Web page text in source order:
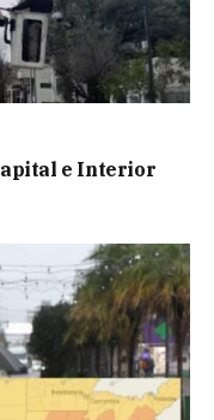
e Interior